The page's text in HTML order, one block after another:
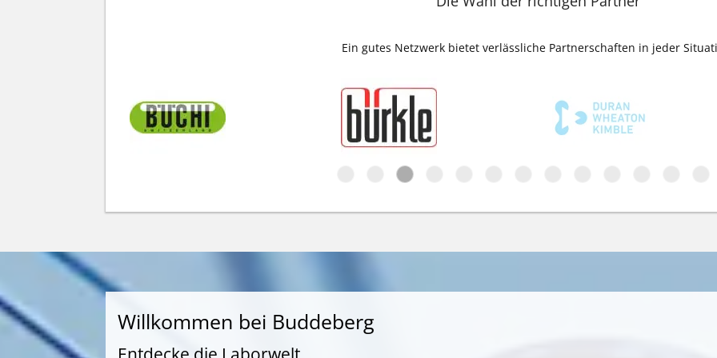
Ein gutes Netzwerk bietet verlässliche Partnerschaften in jeder
Willkommen bei Buddeberg